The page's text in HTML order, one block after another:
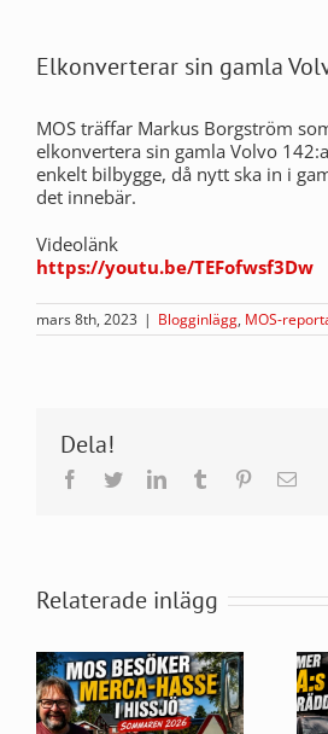
Elkonverterar sin gamla
MOS träffar Markus Borgström
elkonvertera sin gamla Volvo
enkelt bilbygge, då nytt ska in i
det innebär.
Videolänk
https://youtu.be/TEFofwsf3Dw
mars 8th, 2023 | Blogginlägg, MOS-
Dela!
Facebook
TwitterLinkedInTumblr Pinterest
E-
Relaterade inlägg